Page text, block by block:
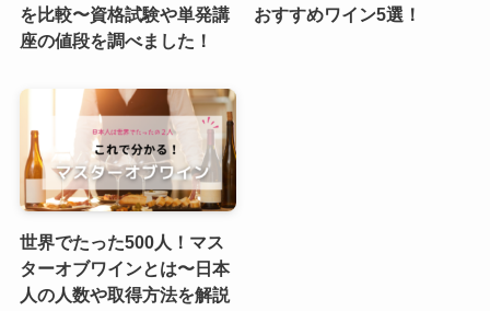
を比較〜資格試験や単発講
座の値段を調べました！
おすすめワイン5選！
世界でたった500人！マス
ターオブワインとは〜日本
人の人数や取得方法を解説